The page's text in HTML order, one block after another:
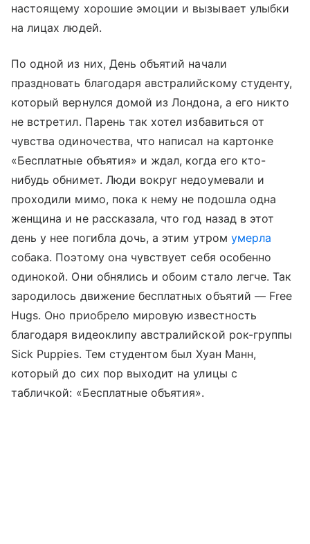
настоящему хорошие эмоции и вызывает улыбки
на лицах людей.
По одной из них, День объятий начали
праздновать благодаря австралийскому студенту,
который вернулся домой из Лондона, а его никто
не встретил. Парень так хотел избавиться от
чувства одиночества, что написал на картонке
«Бесплатные объятия» и ждал, когда его кто-
нибудь обнимет. Люди вокруг недоумевали и
проходили мимо, пока к нему не подошла одна
женщина и не рассказала, что год назад в этот
день у нее погибла дочь, а этим утром умерла
собака. Поэтому она чувствует себя особенно
одинокой. Они обнялись и обоим стало легче. Так
зародилось движение бесплатных объятий — Free
Hugs. Оно приобрело мировую известность
благодаря видеоклипу австралийской рок-группы
Sick Puppies. Тем студентом был Хуан Манн,
который до сих пор выходит на улицы с
табличкой: «Бесплатные объятия».